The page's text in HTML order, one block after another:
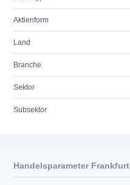
Aktienform
Land
Branche
Sektor
Subsektor
Handelsparameter Frankfurt